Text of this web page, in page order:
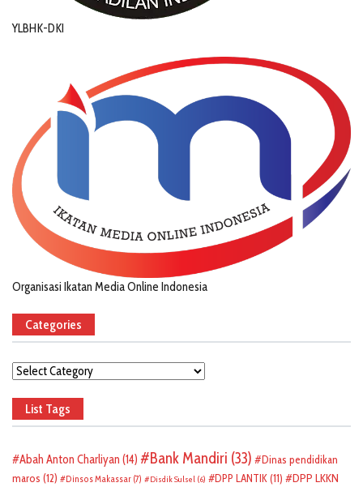
YLBHK-DKI
Organisasi Ikatan Media Online Indonesia
Categories
Categories
List Tags
Abah Anton Charliyan (14) Bank Mandiri (33)
Dinas pendidikan
maros (12) Dinsos Makassar (7) Disdik Sulsel (6) DPP LANTIK(11)
DPP LKKN